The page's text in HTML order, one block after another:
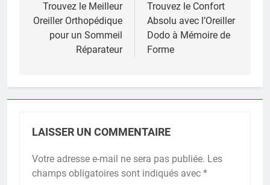
de
l’article
Trouvez le Meilleur
Oreiller Orthopédique
pour un Sommeil
Réparateur
Trouvez le Confort
Absolu avec l’Oreiller
Dodo à Mémoire de
Forme
LAISSER UN COMMENTAIRE
Votre adresse e-mail ne sera pas publiée. Les
champs obligatoires sont indiqués avec *